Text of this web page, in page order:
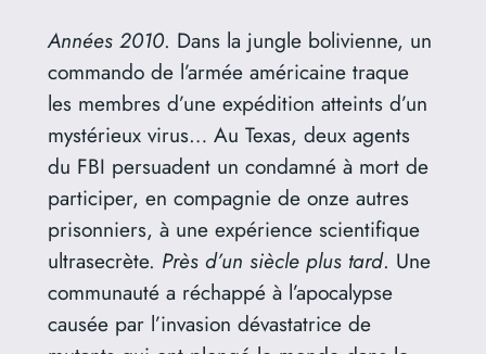
Années 2010. Dans la jungle bolivienne, un
commando de l’armée américaine traque
les membres d’une expédition atteints d’un
mystérieux virus… Au Texas, deux agents
du FBI persuadent un condamné à mort de
participer, en compagnie de onze autres
prisonniers, à une expérience scientifique
ultrasecrète. Près d’un siècle plus tard. Une
communauté a réchappé à l’apocalypse
causée par l’invasion dévastatrice de